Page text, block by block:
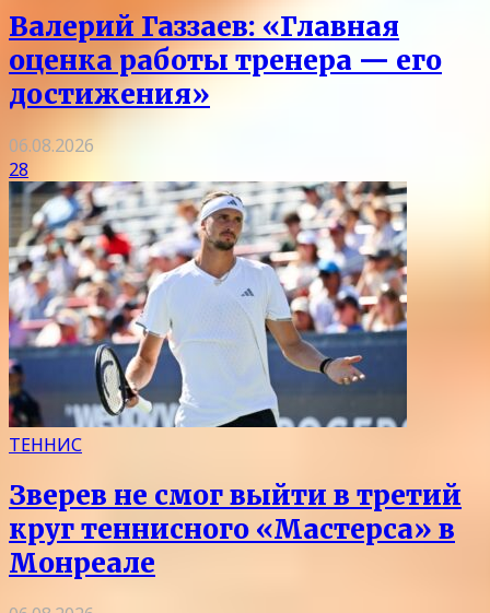
Валерий Газзаев: «Главная
оценка работы тренера — его
достижения»
06.08.2026
28
ТЕННИС
Зверев не смог выйти в третий
круг теннисного «Мастерса» в
Монреале